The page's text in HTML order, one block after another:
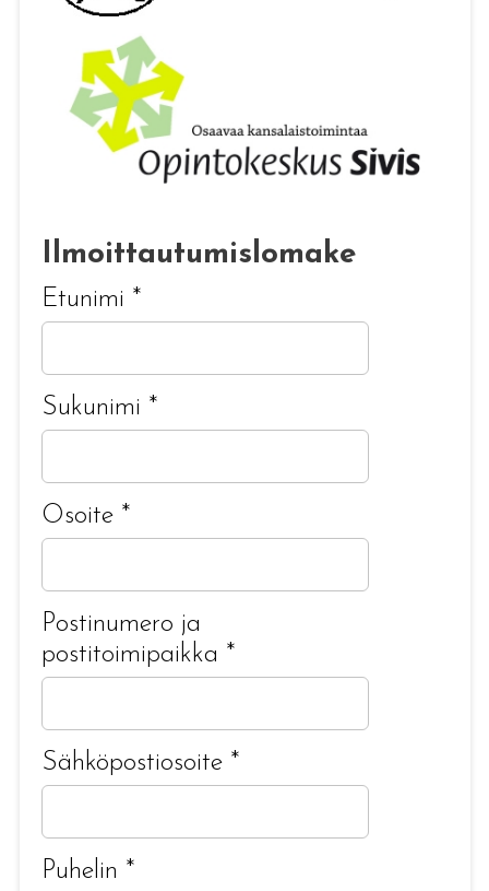
Ilmoittautumislomake
Etunimi *
Sukunimi *
Osoite *
Postinumero ja
postitoimipaikka *
Sähköpostiosoite *
Puhelin *